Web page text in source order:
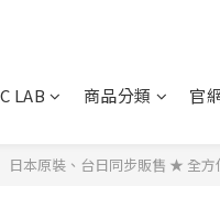
LAB 商品分類 官
日本原裝、台日同步販售 ★ 全